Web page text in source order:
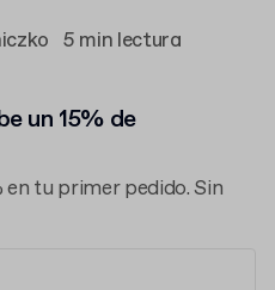
5 min lectura
un 15% de
en tu primer pedido. Sin